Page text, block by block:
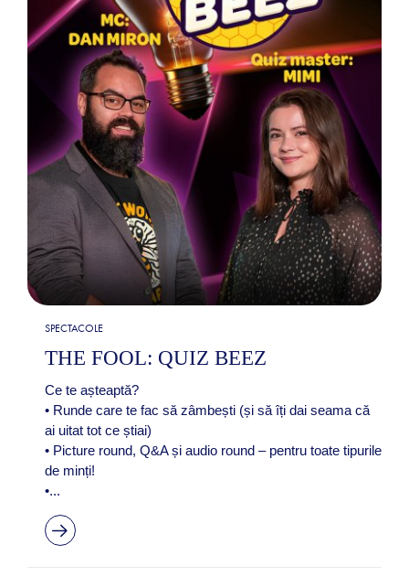
SPECTACOLE
THE FOOL: QUIZ BEEZ
Ce te așteaptă?
• Runde care te fac să zâmbești (și să îți dai seama că
ai uitat tot ce știai)
• Picture round, Q&A și audio round – pentru toate tipurile
de minți!
•...